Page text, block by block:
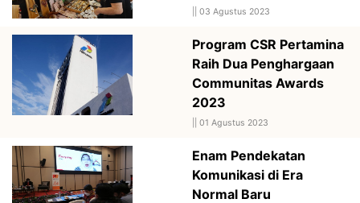
03 Agustus 2023
Program CSR Pertamina
Raih Dua Penghargaan
Communitas Awards
2023
01 Agustus 2023
Enam Pendekatan
Komunikasi di Era
Normal Baru